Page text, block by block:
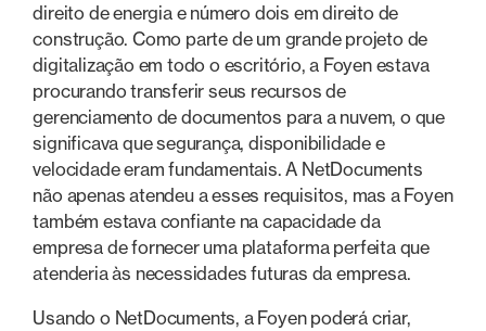
direito de energia e número dois em direito de
construção. Como parte de um grande projeto de
digitalização em todo o escritório, a Foyen estava
procurando transferir seus recursos de
gerenciamento de documentos para a nuvem, o que
significava que segurança, disponibilidade e
velocidade eram fundamentais. A NetDocuments
não apenas atendeu a esses requisitos, mas a Foyen
também estava confiante na capacidade da
empresa de fornecer uma plataforma perfeita que
atenderia às necessidades futuras da empresa.
Usando o NetDocuments, a Foyen poderá criar,